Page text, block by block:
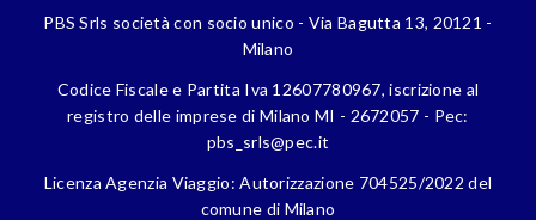
PBS Srls società con socio unico - Via Bagutta 13, 20121 -
Milano
Codice Fiscale e Partita Iva 12607780967, iscrizione al
registro delle imprese di Milano MI - 2672057 - Pec:
pbs_srls@pec.it
Licenza Agenzia Viaggio: Autorizzazione 704525/2022 del
comune di Milano